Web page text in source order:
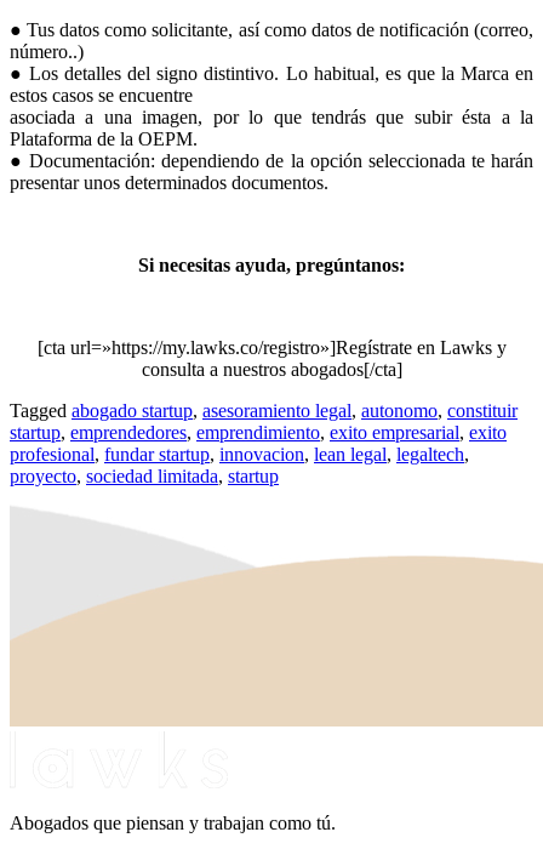
● Tus datos como solicitante, así como datos de notificación (correo,
número..)
● Los detalles del signo distintivo. Lo habitual, es que la Marca en
estos casos se encuentre
asociada a una imagen, por lo que tendrás que subir ésta a la
Plataforma de la OEPM.
● Documentación: dependiendo de la opción seleccionada te harán
presentar unos determinados documentos.
Si necesitas ayuda, pregúntanos:
[cta url=»https://my.lawks.co/registro»]Regístrate en Lawks y
consulta a nuestros abogados[/cta]
Tagged abogado startup, asesoramiento legal, autonomo, constituir
startup, emprendedores, emprendimiento, exito empresarial, exito
profesional, fundar startup, innovacion, lean legal, legaltech,
proyecto, sociedad limitada, startup
Abogados que piensan y trabajan como tú.